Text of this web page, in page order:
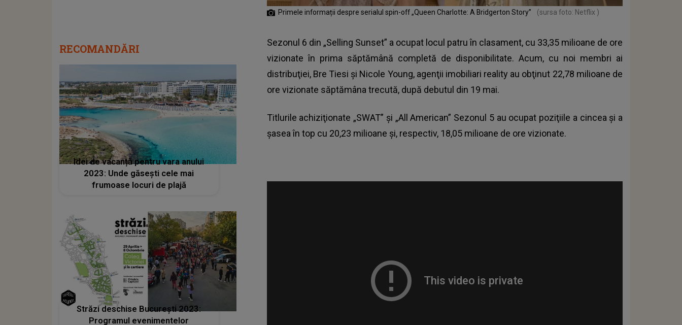
Primele informații despre serialul spin-off „Queen Charlotte: A Bridgerton Story” (sursa foto: Netflix )
Sezonul 6 din „Selling Sunset” a ocupat locul patru în clasament, cu 33,35 milioane de ore
vizionate în prima săptămână completă de disponibilitate. Acum, cu noi membri ai
distribuţiei, Bre Tiesi şi Nicole Young, agenţii imobiliari reality au obţinut 22,78 milioane de
ore vizionate săptămâna trecută, după debutul din 19 mai.
Titlurile achiziţionate „SWAT” şi „All American” Sezonul 5 au ocupat poziţiile a cincea şi a
şasea în top cu 20,23 milioane şi, respectiv, 18,05 milioane de ore vizionate.
RECOMANDĂRI
Idei de vacanță pentru vara anului
2023: Unde găsești cele mai
frumoase locuri de plajă
Străzi deschise București 2023:
Programul evenimentelor